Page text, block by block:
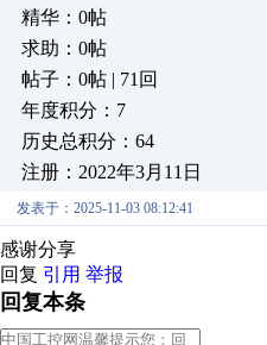
精华：0帖
求助：0帖
帖子：0帖 | 71回
年度积分：7
历史总积分：64
注册：2022年3月11日
发表于：2025-11-03 08:12:41
感谢分享
回复 引用 举报
回复本条